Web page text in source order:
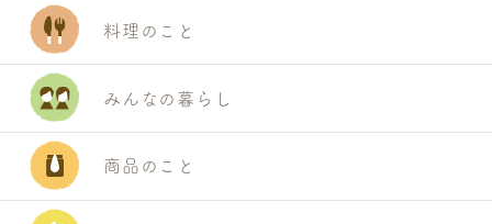
料理のこと
みんなの暮らし
商品のこと